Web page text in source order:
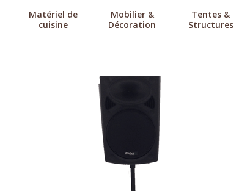
Matériel de
cuisine
Mobilier &
Décoration
Tentes &
Structures